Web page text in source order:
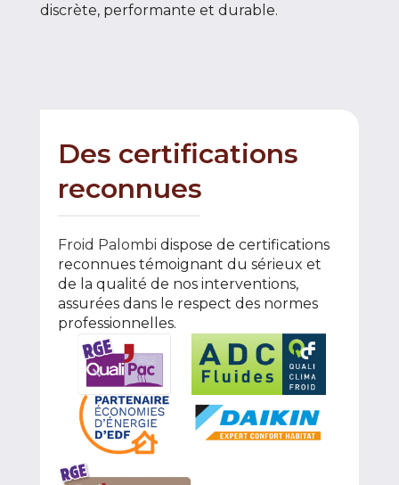
discrète, performante et durable.
Des certifications
reconnues
Froid Palombi dispose de certifications
reconnues témoignant du sérieux et
de la qualité de nos interventions,
assurées dans le respect des normes
professionnelles.